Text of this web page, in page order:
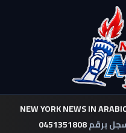
NEW YORK NEWS IN
برقم0451351808